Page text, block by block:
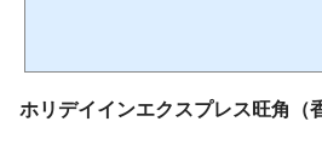
ホリデイインエクスプレス旺角（